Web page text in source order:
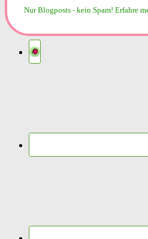
Nur Blogposts - kein Spam! Erfahre